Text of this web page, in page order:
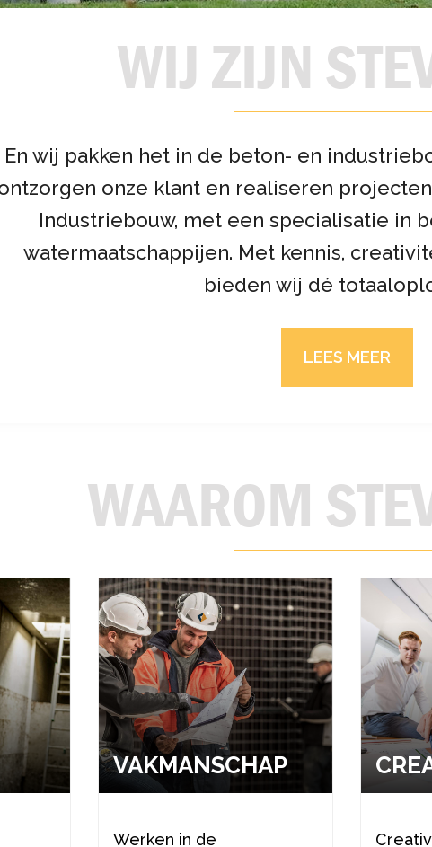
WIJ ZIJN
En wij pakken het in de beton- en
onze klant en realiseren projecten
Industriebouw, met een specialisatie in
watermaatschappijen. Met kennis,
bieden wij dé
LEES MEER
WAAROM
VAK­MAN­SCHAP
Werken in de